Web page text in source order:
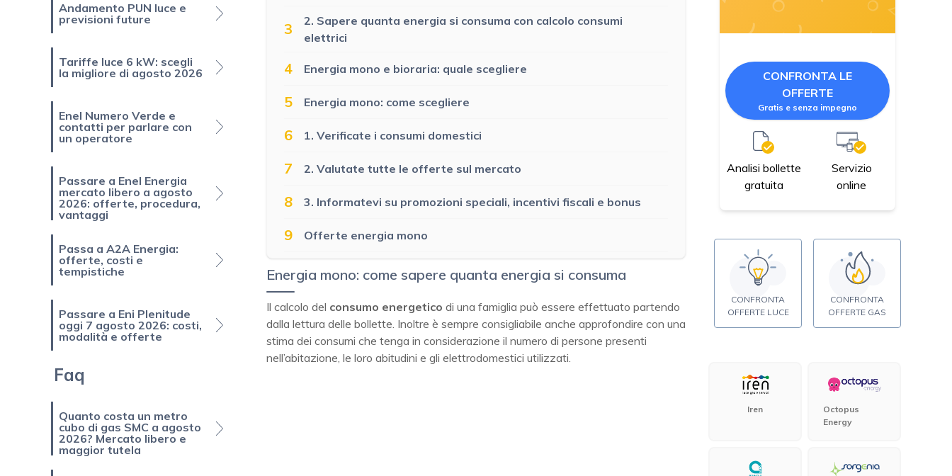
Andamento PUN luce e
previsioni future
Tariffe luce 6 kW: scegli
la migliore di agosto 2026
Enel Numero Verde e
contatti per parlare con
un operatore
Passare a Enel Energia
mercato libero a agosto
2026: offerte, procedura,
vantaggi
Passa a A2A Energia:
offerte, costi e
tempistiche
Passare a Eni Plenitude
oggi 7 agosto 2026: costi,
modalità e offerte
Faq
Quanto costa un metro
cubo di gas SMC a agosto
2026? Mercato libero e
maggior tutela
3
2. Sapere quanta energia si consuma con calcolo consumi
elettrici
4 Energia mono e bioraria: quale scegliere
5 Energia mono: come scegliere
6 1. Verificate i consumi domestici
7 2. Valutate tutte le offerte sul mercato
8 3. Informatevi su promozioni speciali, incentivi fiscali e bonus
9 Offerte energia mono
Energia mono: come sapere quanta energia si consuma
Il calcolo del consumo energetico di una famiglia può essere effettuato partendo
dalla lettura delle bollette. Inoltre è sempre consigliabile anche approfondire con una
stima dei consumi che tenga in considerazione il numero di persone presenti
nell’abitazione, le loro abitudini e gli elettrodomestici utilizzati.
CONFRONTA LE
OFFERTE
Gratis e senza impegno
Analisi bollette
gratuita
Servizio
online
CONFRONTA
OFFERTE LUCE
CONFRONTA
OFFERTE GAS
Iren
Octopus
Energy